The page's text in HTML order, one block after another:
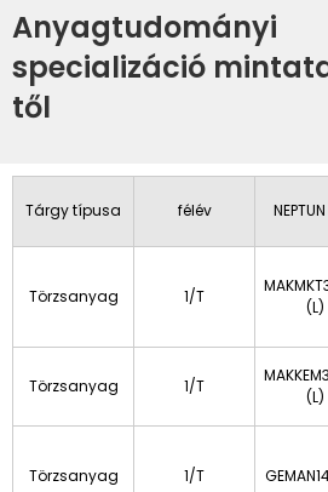
Anyagtudományi
specializáció
től
Tárgy típusa félév
Törzsanyag 1/T
(L)
Törzsanyag 1/T
(L)
Törzsanyag 1/T